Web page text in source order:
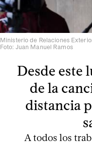
Ministerio de Relaciones
Foto: Juan Manuel Ramos
Desde este
de la
distancia
A todos los